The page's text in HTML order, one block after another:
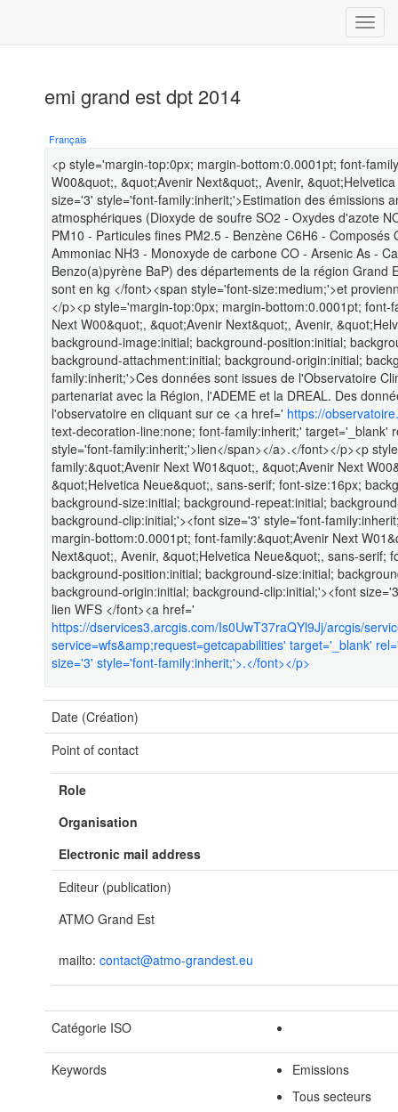
emi grand est dpt 2014
Français
<p style='margin-top:0px; margin-bottom:0.0001pt; font-
W00&quot;, &quot;Avenir Next&quot;, Avenir,
size='3' style='font-family:inherit;'>Estimation des émissions
atmosphériques (Dioxyde de soufre SO2 - Oxydes d'azote
PM10 - Particules fines PM2.5 - Benzène C6H6 -
Ammoniac NH3 - Monoxyde de carbone CO - Arsenic As -
Benzo(a)pyrène BaP) des départements de la région
sont en kg </font><span style='font-size:medium;'>et
</p><p style='margin-top:0px; margin-bottom:0.0001pt;
Next W00&quot;, &quot;Avenir Next&quot;, Avenir,
background-image:initial; background-position:initial;
background-attachment:initial; background-origin:initial;
family:inherit;'>Ces données sont issues de l'Observatoire
partenariat avec la Région, l'ADEME et la DREAL. Des
l'observatoire en cliquant sur ce <a href=' https://
text-decoration-line:none; font-family:inherit;' target='_blank'
style='font-family:inherit;'>lien</span></a>.</font></p><p
family:&quot;Avenir Next W01&quot;, &quot;Avenir Next
&quot;Helvetica Neue&quot;, sans-serif; font-size:16px;
background-size:initial; background-repeat:initial;
background-clip:initial;'><font size='3' style='font-
margin-bottom:0.0001pt; font-family:&quot;Avenir Next
Next&quot;, Avenir, &quot;Helvetica Neue&quot;, sans-serif;
background-position:initial; background-size:initial;
background-origin:initial; background-clip:initial;'><font
lien WFS </font><a href='
https://dservices3.arcgis.com/Is0UwT37raQYl9Jj/arcgis/
service=wfs&amp;request=getcapabilities' target='_blank'
size='3' style='font-family:inherit;'>.</font></p>
Date (Création)
Point of contact
Role
Organisation
Electronic mail address
Editeur (publication)
ATMO Grand Est
mailto: contact@atmo-grandest.eu
Catégorie ISO
Keywords
Emissions
Tous secteurs